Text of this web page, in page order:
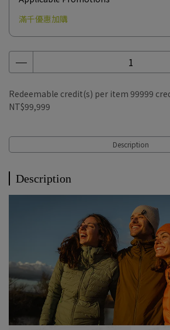
滿千優惠加購
Redeemable credit(s) per item 99999
NT$99,999
Description
Description